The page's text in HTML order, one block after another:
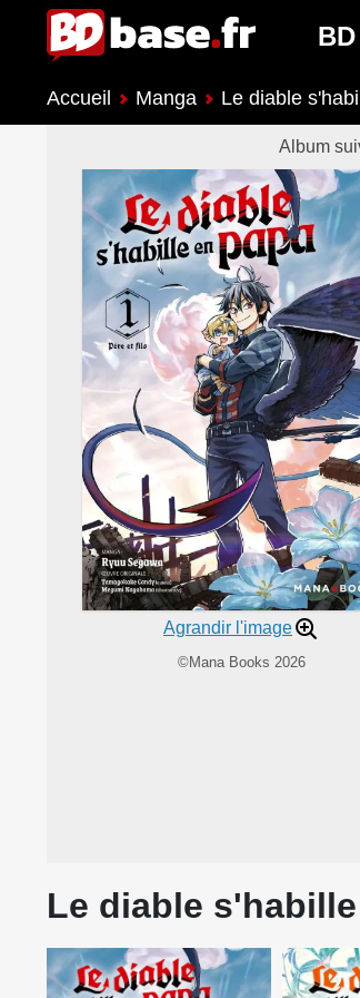
BD
Accueil Manga Le diable
Album
Agrandir l'image
©Mana Books 2026
Le diable